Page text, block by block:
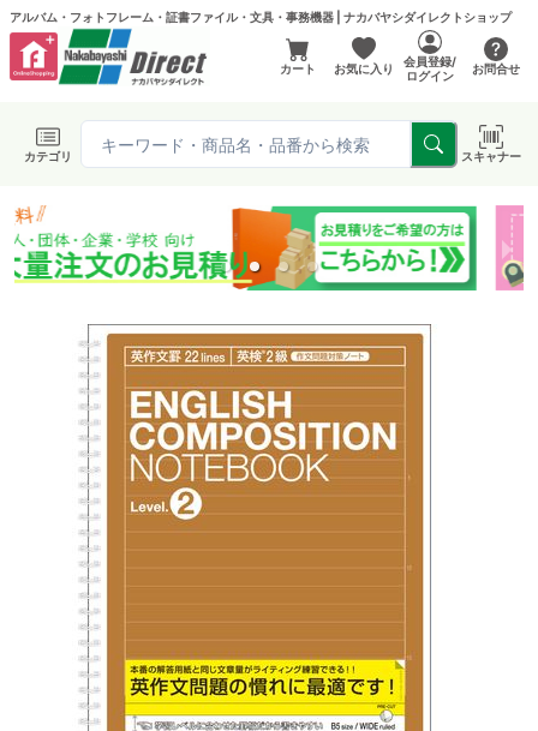
アルバム・フォトフレーム・証書ファイル・文具・事務機器 | ナカバヤシダイレクトショップ
カート お気に入り
会員登録/
ログイン
お問合せ
カテゴリ スキャナー